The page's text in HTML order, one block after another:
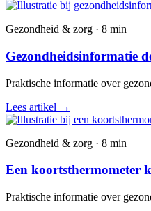
Gezondheid & zorg · 8 min
Gezondheidsinformatie
Praktische informatie over
Lees artikel →
Gezondheid & zorg · 8 min
Een koortsthermometer
Praktische informatie over